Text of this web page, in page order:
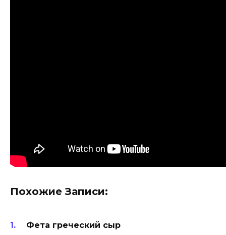
Похожие Записи:
Фета греческий сыр